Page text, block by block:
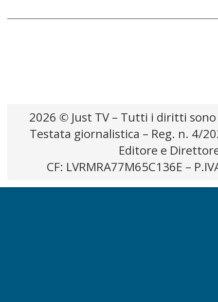
2026 © Just TV – Tutti i diritti
Testata giornalistica – Reg. n. 4/
Editore e
CF: LVRMRA77M65C136E –